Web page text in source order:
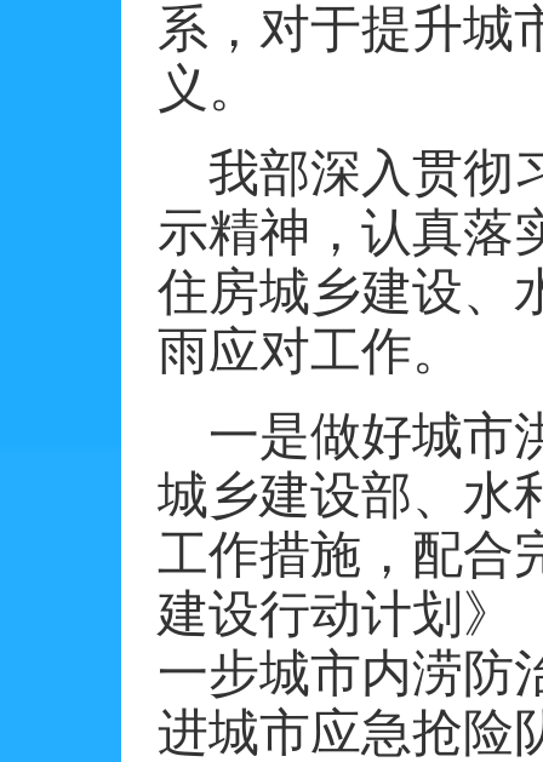
系，对于提升城
义。
我部深入贯彻
示精神，认真落
住房城乡建设、
雨应对工作。
一是做好城市
城乡建设部、水
工作措施，配合
建设行动计划》
一步城市内涝防
进城市应急抢险